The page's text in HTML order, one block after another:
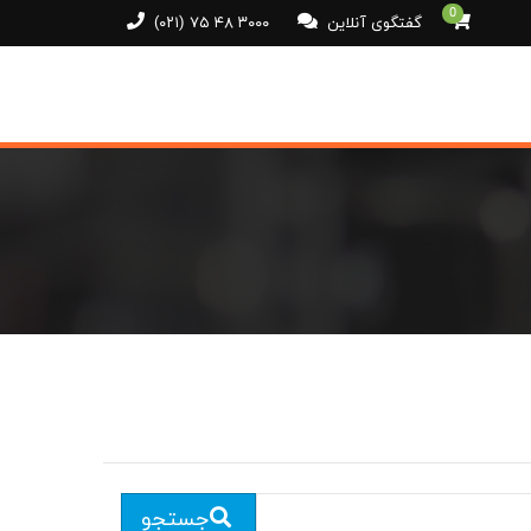
(۰۲۱) ۷۵ ۴۸ ۳۰۰۰ گفتگوی آنلاین 0
جستجو